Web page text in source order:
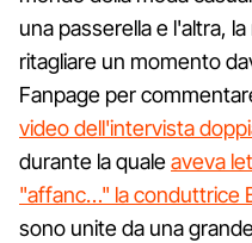
una passerella e l'altra,
ritagliare un momento
Fanpage per
video dell'intervista
durante la qualeaveva
"affanc…" la conduttrice
sono unite da una